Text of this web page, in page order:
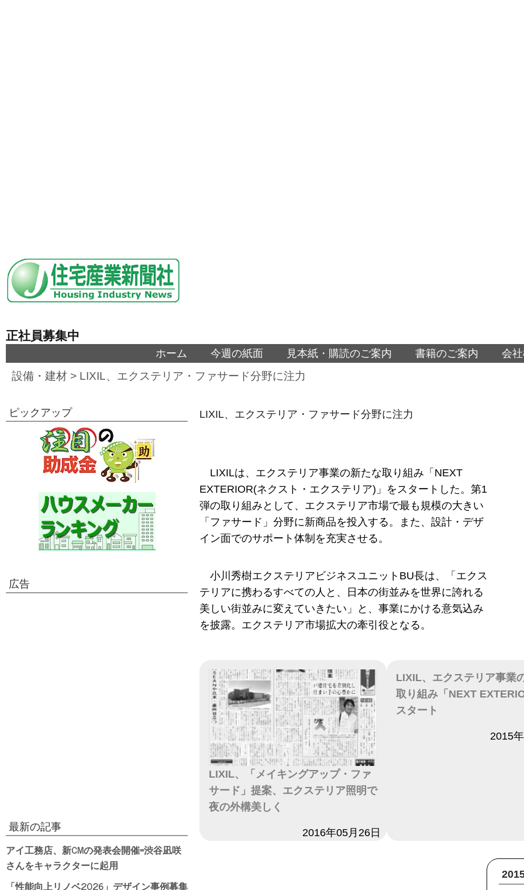
正社員募集中
ホーム 今週の紙面 見本紙・購読のご案内 書籍のご案内 会
設備・建材 > LIXIL、エクステリア・ファサード分野に注力
LIXIL、エクステリア・ファサード分野に注力
LIXILは、エクステリア事業の新たな取り組み「NEXT
EXTERIOR(ネクスト・エクステリア)」をスタートした。第1
弾の取り組みとして、エクステリア市場で最も規模の大きい
「ファサード」分野に新商品を投入する。また、設計・デザ
イン面でのサポート体制を充実させる。
小川秀樹エクステリアビジネスユニットBU長は、「エクス
テリアに携わるすべての人と、日本の街並みを世界に誇れる
美しい街並みに変えていきたい」と、事業にかける意気込み
を披露。エクステリア市場拡大の牽引役となる。
LIXIL、「メイキングアップ・ファ
サード」提案、エクステリア照明で
夜の外構美しく
2016年05月26日
LIXIL、エクステリア事業
取り組み「NEXT
スタート
2015
ピックアップ
広告
最新の記事
アイ工務店、新CMの発表会開催=渋谷凪咲
さんをキャラクターに起用
「性能向上リノベ2026」デザイン事例募集